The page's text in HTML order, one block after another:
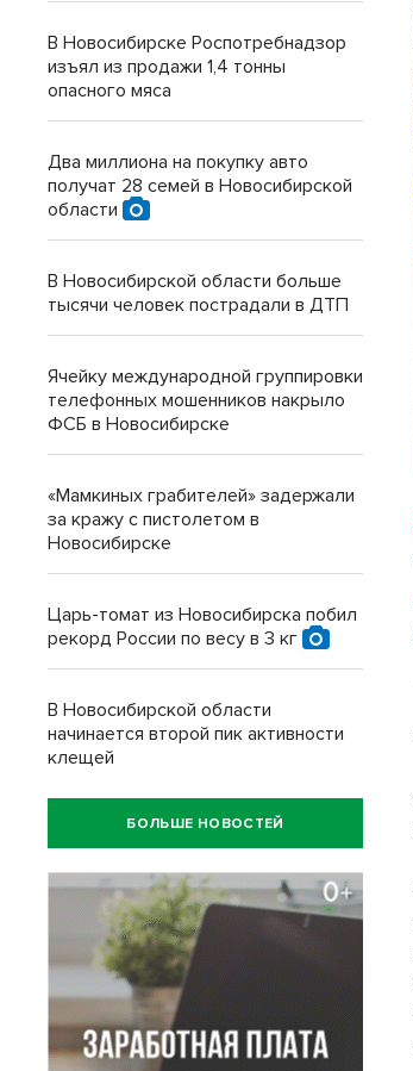
В Новосибирске Роспотребнадзор
изъял из продажи 1,4 тонны
опасного мяса
Два миллиона на покупку авто
получат 28 семей в Новосибирской
области
В Новосибирской области больше
тысячи человек пострадали в ДТП
Ячейку международной группировки
телефонных мошенников накрыло
ФСБ в Новосибирске
«Мамкиных грабителей» задержали
за кражу с пистолетом в
Новосибирске
Царь-томат из Новосибирска побил
рекорд России по весу в 3 кг
В Новосибирской области
начинается второй пик активности
клещей
БОЛЬШЕ НОВОСТЕЙ